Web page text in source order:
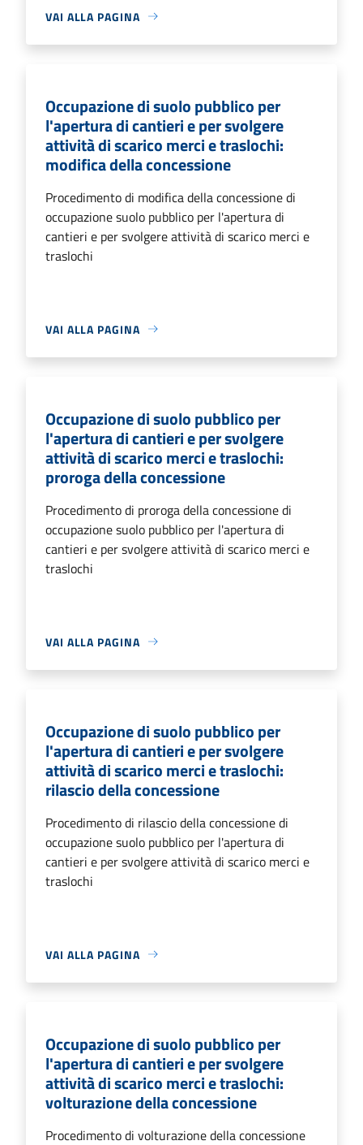
VAI ALLA PAGINA
Occupazione di suolo pubblico per
l'apertura di cantieri e per svolgere
attività di scarico merci e traslochi:
modifica della concessione
Procedimento di modifica della concessione di
occupazione suolo pubblico per l'apertura di
cantieri e per svolgere attività di scarico merci e
traslochi
VAI ALLA PAGINA
Occupazione di suolo pubblico per
l'apertura di cantieri e per svolgere
attività di scarico merci e traslochi:
proroga della concessione
Procedimento di proroga della concessione di
occupazione suolo pubblico per l'apertura di
cantieri e per svolgere attività di scarico merci e
traslochi
VAI ALLA PAGINA
Occupazione di suolo pubblico per
l'apertura di cantieri e per svolgere
attività di scarico merci e traslochi:
rilascio della concessione
Procedimento di rilascio della concessione di
occupazione suolo pubblico per l'apertura di
cantieri e per svolgere attività di scarico merci e
traslochi
VAI ALLA PAGINA
Occupazione di suolo pubblico per
l'apertura di cantieri e per svolgere
attività di scarico merci e traslochi:
volturazione della concessione
Procedimento di volturazione della concessione